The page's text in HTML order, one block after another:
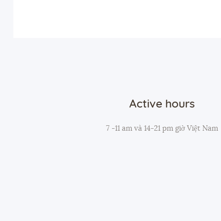
Active hours
7 -11 am và 14-21 pm giờ Việt Nam